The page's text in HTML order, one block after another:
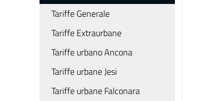
Tariffe Generale
Tariffe Extraurbane
Tariffe urbano Ancona
Tariffe urbane Jesi
Tariffe urbane Falconara